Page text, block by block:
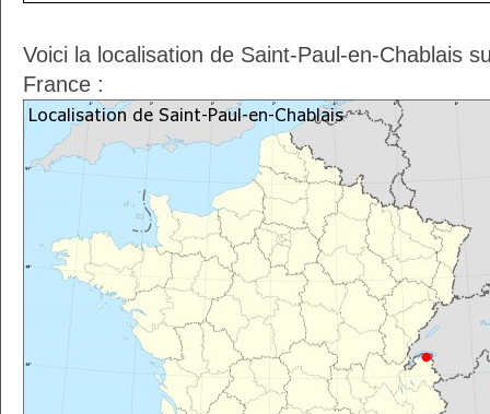
Voici la localisation de Saint-Paul-en-Chablais
France :